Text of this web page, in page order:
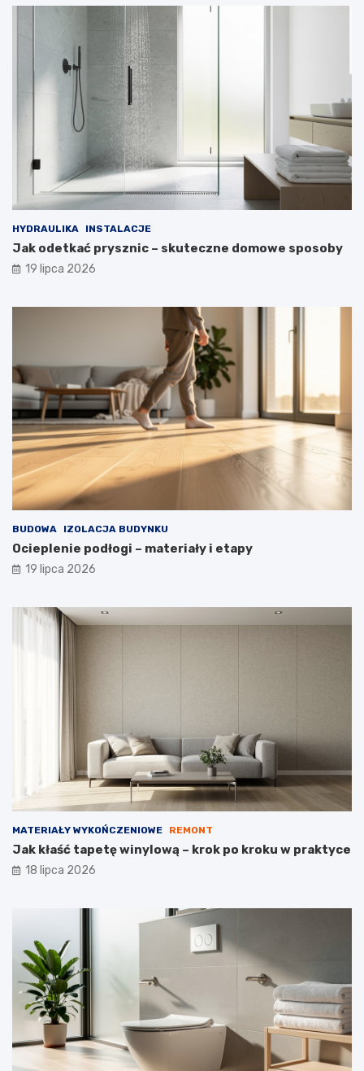
HYDRAULIKA INSTALACJE
Jak odetkać prysznic – skuteczne domowe sposoby
19 lipca 2026
BUDOWA IZOLACJA BUDYNKU
Ocieplenie podłogi – materiały i etapy
19 lipca 2026
MATERIAŁY WYKOŃCZENIOWE REMONT
Jak kłaść tapetę winylową – krok po kroku w praktyce
18 lipca 2026